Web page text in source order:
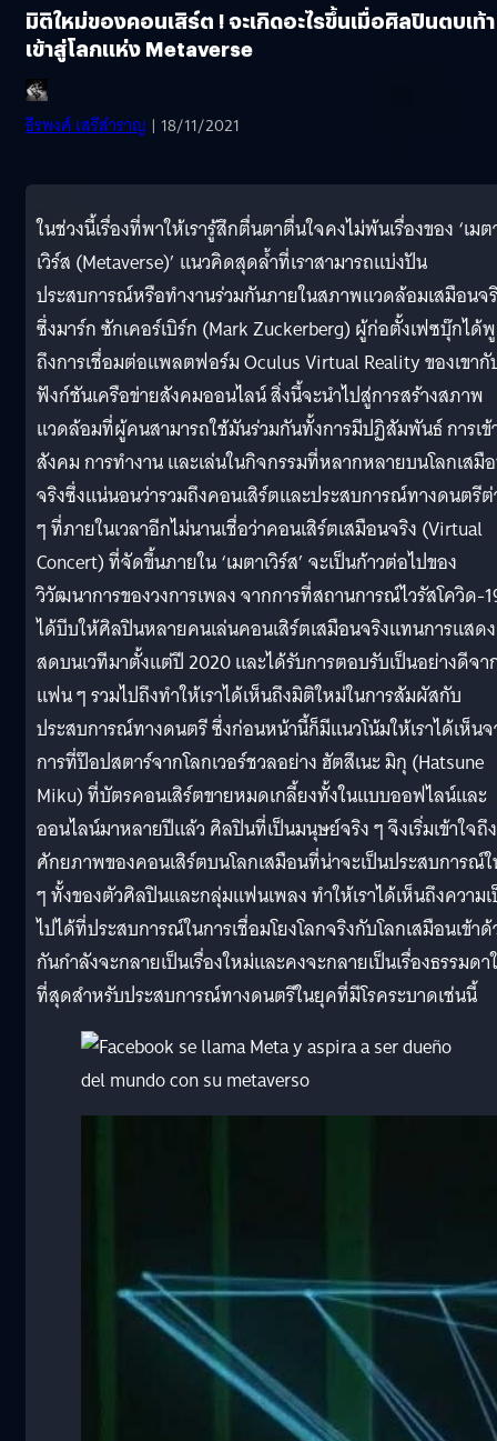
มิติใหม่ของคอนเสิร์ต ! จะเกิดอะไรขึ้นเมื่อศิลปินตบเท้า
เข้าสู่โลกแห่ง Metaverse
ธีรพงศ์ เสรีสำราญ | 18/11/2021
ในช่วงนี้เรื่องที่พาให้เรารู้สึกตื่นตาตื่นใจคงไม่พ้นเรื่องของ ‘เม
เวิร์ส (Metaverse)’ แนวคิดสุดล้ำที่เราสามารถแบ่งปัน
ประสบการณ์หรือทำงานร่วมกันภายในสภาพแวดล้อมเสมือนจ
ซึ่งมาร์ก ซักเคอร์เบิร์ก (Mark Zuckerberg) ผู้ก่อตั้งเฟซบุ๊กได้
ถึงการเชื่อมต่อแพลตฟอร์ม Oculus Virtual Reality ของเขากั
ฟังก์ชันเครือข่ายสังคมออนไลน์ สิ่งนี้จะนำไปสู่การสร้างสภาพ
แวดล้อมที่ผู้คนสามารถใช้มันร่วมกันทั้งการมีปฏิสัมพันธ์ การเข้
สังคม การทำงาน และเล่นในกิจกรรมที่หลากหลายบนโลกเสมื
จริงซึ่งแน่นอนว่ารวมถึงคอนเสิร์ตและประสบการณ์ทางดนตรีต่
ๆ ที่ภายในเวลาอีกไม่นานเชื่อว่าคอนเสิร์ตเสมือนจริง (Virtual
Concert) ที่จัดขึ้นภายใน ‘เมตาเวิร์ส’ จะเป็นก้าวต่อไปของ
วิวัฒนาการของวงการเพลง จากการที่สถานการณ์ไวรัสโควิด-
ได้บีบให้ศิลปินหลายคนเล่นคอนเสิร์ตเสมือนจริงแทนการแสดง
สดบนเวทีมาตั้งแต่ปี 2020 และได้รับการตอบรับเป็นอย่างดีจา
แฟน ๆ รวมไปถึงทำให้เราได้เห็นถึงมิติใหม่ในการสัมผัสกับ
ประสบการณ์ทางดนตรี ซึ่งก่อนหน้านี้ก็มีแนวโน้มให้เราได้เห็น
การที่ป๊อปสตาร์จากโลกเวอร์ชวลอย่าง ฮัตสึเนะ มิกุ (Hatsune
Miku) ที่บัตรคอนเสิร์ตขายหมดเกลี้ยงทั้งในแบบออฟไลน์และ
ออนไลน์มาหลายปีแล้ว ศิลปินที่เป็นมนุษย์จริง ๆ จึงเริ่มเข้าใจถึง
ศักยภาพของคอนเสิร์ตบนโลกเสมือนที่น่าจะเป็นประสบการณ์
ๆ ทั้งของตัวศิลปินและกลุ่มแฟนเพลง ทำให้เราได้เห็นถึงความ
ไปได้ที่ประสบการณ์ในการเชื่อมโยงโลกจริงกับโลกเสมือนเข้า
กันกำลังจะกลายเป็นเรื่องใหม่และคงจะกลายเป็นเรื่องธรรมดา
ที่สุดสำหรับประสบการณ์ทางดนตรีในยุคที่มีโรคระบาดเช่นนี้